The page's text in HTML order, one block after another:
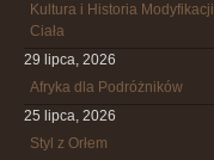
Kultura i Historia Modyfikacji
Ciała
29 lipca, 2026
Afryka dla Podróżników
25 lipca, 2026
Styl z Orłem